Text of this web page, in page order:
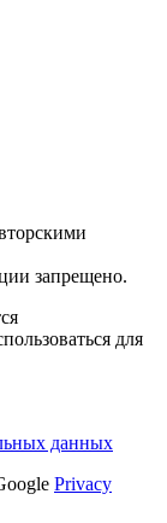
запрещено.
для
данных
Privacy